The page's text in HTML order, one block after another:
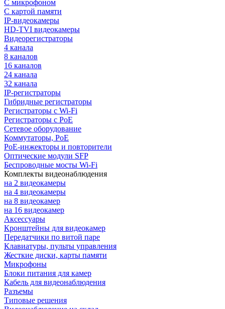
С микрофоном
С картой памяти
IP-видеокамеры
HD-TVI видеокамеры
Видеорегистраторы
4 канала
8 каналов
16 каналов
24 канала
32 канала
IP-регистраторы
Гибридные регистраторы
Регистраторы с Wi-Fi
Регистраторы с PoE
Сетевое оборудование
Коммутаторы, PoE
PoE-инжекторы и повторители
Оптические модули SFP
Беспроводные мосты Wi-Fi
Комплекты видеонаблюдения
на 2 видеокамеры
на 4 видеокамеры
на 8 видеокамер
на 16 видеокамер
Аксессуары
Кронштейны для видеокамер
Передатчики по витой паре
Клавиатуры, пульты управления
Жесткие диски, карты памяти
Микрофоны
Блоки питания для камер
Кабель для видеонаблюдения
Разъемы
Типовые решения